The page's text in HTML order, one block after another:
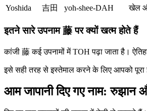
Yoshida
吉田 yoh-shee-DAH खेल
इतने सारे उपनाम 藤 पर क्यों खत्म होते हैं
कांजी 藤 कई उपनामों में TOH पढ़ा जाता है।
इसे सही तरह से इस्तेमाल करने के लिए आपको
आम जापानी दिए गए नाम: रुझान